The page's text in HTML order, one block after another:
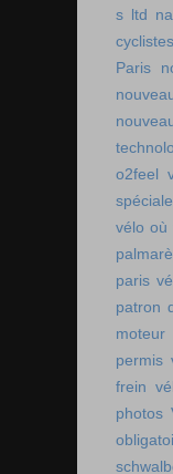
s ltd
Paris
o2feel
spéciale
vélo où
paris
patron
moteur
permis
frein
photos